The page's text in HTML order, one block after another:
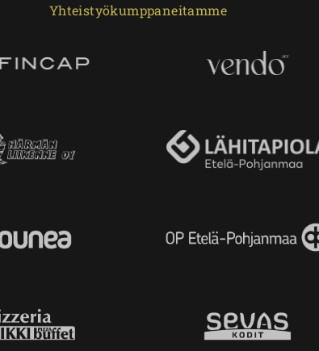
Yhteistyökumppaneitamme